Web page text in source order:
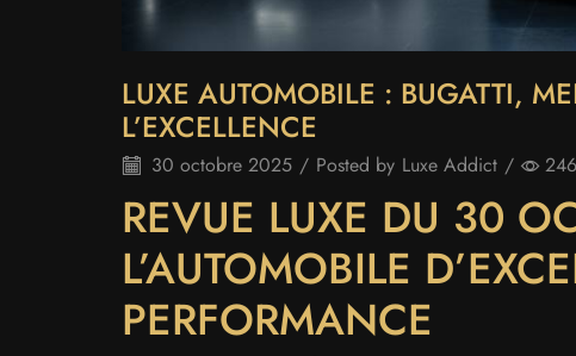
LUXE AUTOMOBILE : BUGATTI,
L’EXCELLENCE
30 octobre 2025 / Posted by Luxe Addict /
REVUE LUXE DU 30
L’AUTOMOBILE
PERFORMANCE